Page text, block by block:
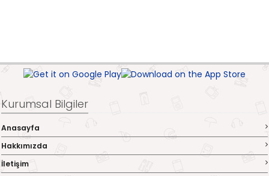
Kurumsal Bilgiler
Anasayfa
Hakkımızda
İletişim